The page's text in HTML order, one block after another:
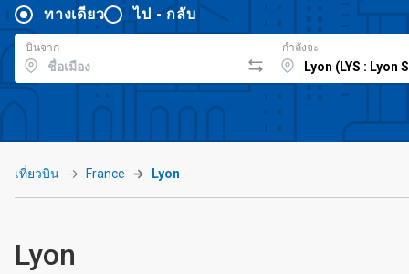
ทางเดียว ไป - กลับ
บินจาก กำลังจะ
เที่ยวบิน France Lyon
Lyon